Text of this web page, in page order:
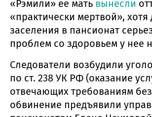
«Рэмили» ее мать вынесли
«практически мертвой», хотя
заселения в пансионат
проблем со здоровьем у нее
Следователи возбудили
по ст. 238 УК РФ (оказание
отвечающих требованиям
обвинение предъявили